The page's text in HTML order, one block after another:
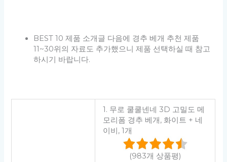
BEST 10 제품 소개글 다음에 경추 베개 추천 제품
11~30위의 자료도 추가했으니 제품 선택하실 때 참고
하시기 바랍니다.
1. 무로 쿨쿨넨네 3D 고밀도 메
모리폼 경추 베개, 화이트 + 네
이비, 1개
(983개 상품평)